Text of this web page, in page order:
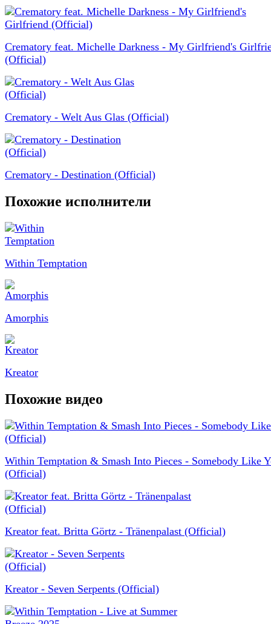
Crematory feat. Michelle Darkness - My Girlfriend's
(Official)
Crematory - Welt Aus Glas (Official)
Crematory - Destination (Official)
Похожие исполнители
Within Temptation
Amorphis
Kreator
Похожие видео
Within Temptation & Smash Into Pieces - Somebody Like
(Official)
Kreator feat. Britta Görtz - Tränenpalast (Official)
Kreator - Seven Serpents (Official)